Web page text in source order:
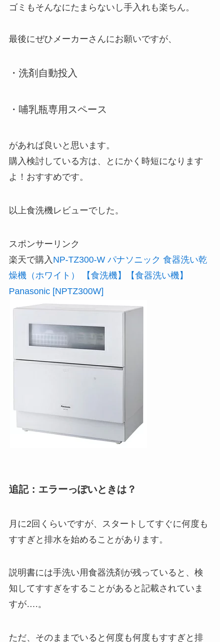
ゴミもそんなにたまらないし手入れも楽ちん。
最後にぜひメーカーさんにお願いですが、
・洗剤自動投入
・哺乳瓶専用スペース
があれば良いと思います。
購入検討している方は、とにかく時短になります
よ！おすすめです。
以上食洗機レビューでした。
スポンサーリンク
楽天で購入 NP-TZ300-W パナソニック 食器洗い乾
燥機（ホワイト） 【食洗機】【食器洗い機】
Panasonic [NPTZ300W]
追記：エラーっぽいときは？
月に2回くらいですが、スタートしてすぐに何度も
すすぎと排水を始めることがあります。
説明書には手洗い用食器洗剤が残っていると、検
知してすすぎをすることがあると記載されていま
すが….。
ただ、そのままでいると何度も何度もすすぎと排